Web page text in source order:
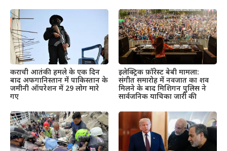
कराची आतंकी हमले के एक दिन
बाद अफगानिस्तान में पाकिस्तान के
जमीनी ऑपरेशन में 29 लोग मारे
गए
इलेक्ट्रिक फ़ॉरेस्ट बेबी मामला:
संगीत समारोह में नवजात का शव
मिलने के बाद मिशिगन पुलिस ने
सार्वजनिक याचिका जारी की